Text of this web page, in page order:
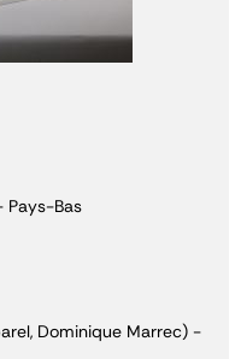
Pays-Bas
Dominique Marrec) -